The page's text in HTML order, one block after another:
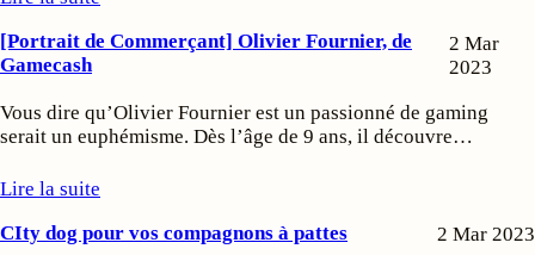
[Portrait de Commerçant] Olivier Fournier, de
Gamecash
2 Mar
2023
Vous dire qu’Olivier Fournier est un passionné de gaming
serait un euphémisme. Dès l’âge de 9 ans, il découvre…
Lire la suite
CIty dog pour vos compagnons à pattes
2 Mar 2023